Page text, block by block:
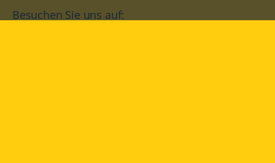
Besuchen Sie uns auf: